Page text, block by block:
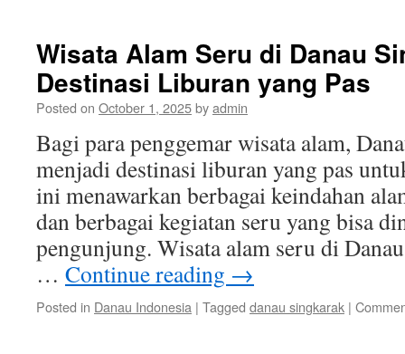
Wisata Alam Seru di Danau
Destinasi Liburan yang Pas
Posted on October 1, 2025byadmin
Bagi para penggemar wisata alam,
menjadi destinasi liburan yang pas
ini menawarkan berbagai keindahan
dan berbagai kegiatan seru yang bisa
pengunjung. Wisata alam seru di
… Continue reading →
Posted in Danau Indonesia | Tagged danau singkarak |